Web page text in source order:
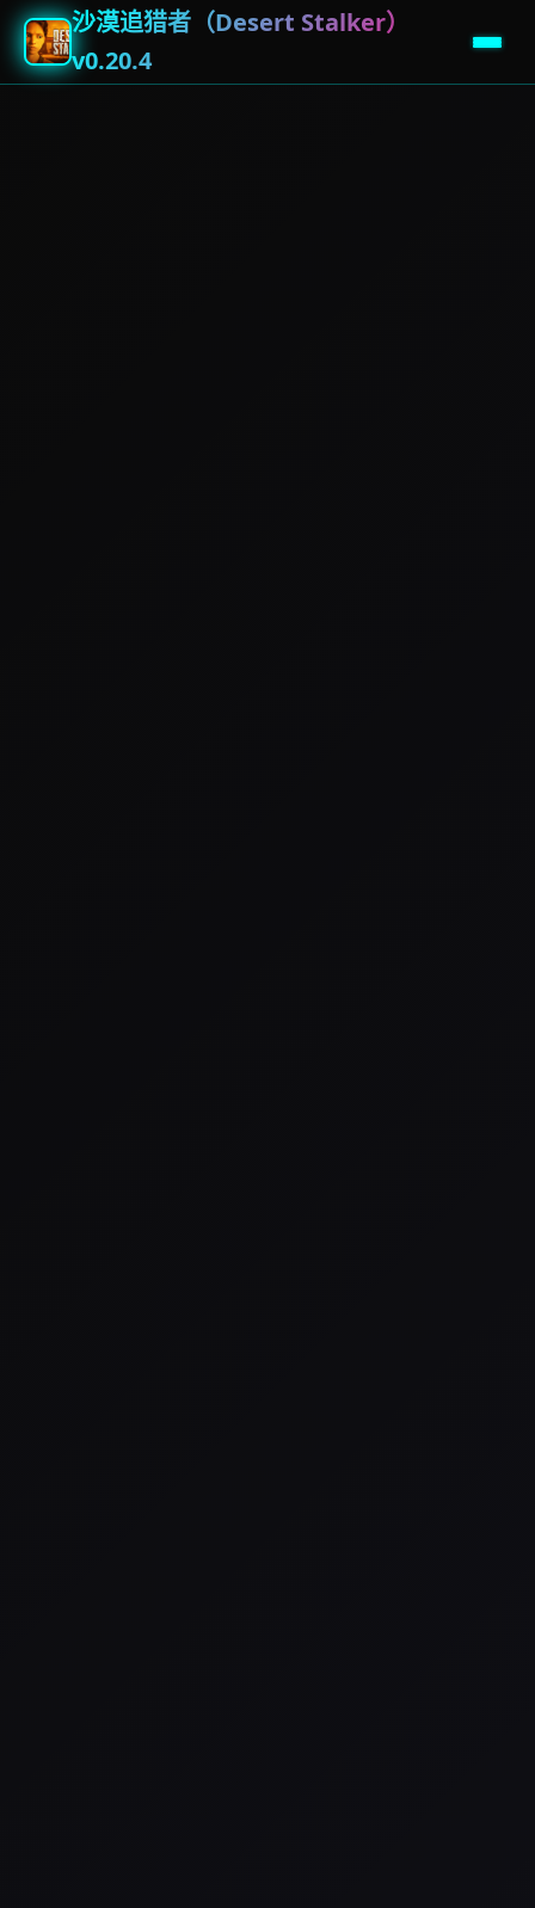
沙漠追猎者（Desert Stalker）
v0.20.4